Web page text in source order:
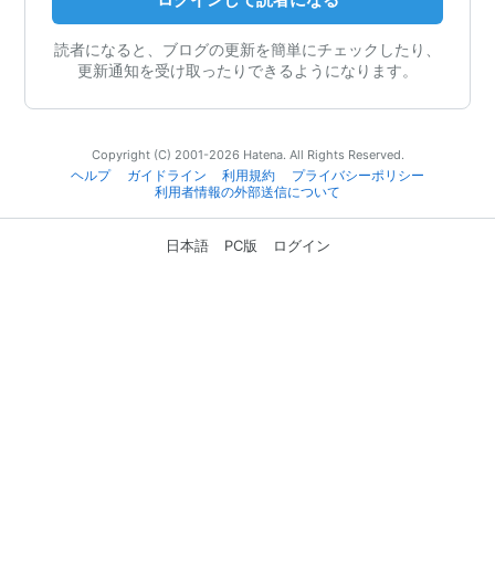
読者になると、ブログの更新を簡単にチェックしたり、
更新通知を受け取ったりできるようになります。
Copyright (C) 2001-2026 Hatena. All Rights Reserved.
ヘルプ
ガイドライン 利用規約
プライバシーポリシー
利用者情報の外部送信について
日本語 PC版 ログイン